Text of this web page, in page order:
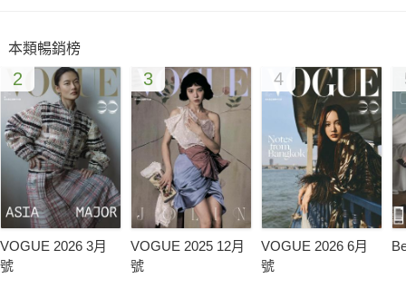
本類暢銷榜
2
VOGUE 2026 3月
號
3
VOGUE 2025 12月
號
4
VOGUE 2026 6月
號